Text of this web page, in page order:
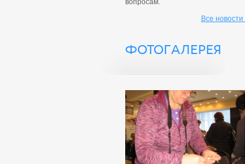
вопросам.
Все новости
ФОТОГАЛЕРЕЯ